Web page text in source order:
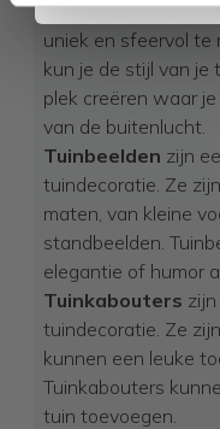
Tuindecoratieis
uniek en sfeervol te
kun je de stijl van je
plek creëren waar
van de buitenlucht.
Tuinbeelden zijn
tuindecoratie. Ze
maten, van kleine
standbeelden.
elegantie of humor
Tuinkabouters
tuindecoratie. Ze
kunnen een leuke
Tuinkabouters
tuin toevoegen.